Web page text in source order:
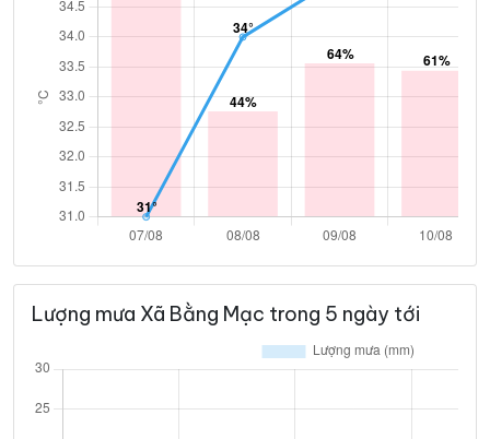
Lượng mưa Xã Bằng Mạc trong 5 ngày tới